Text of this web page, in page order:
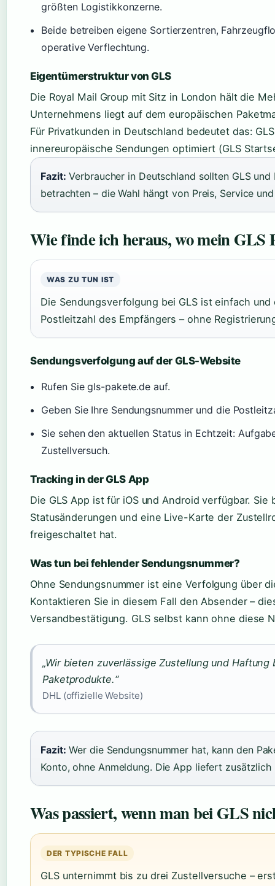
größten Logistikkonzerne.
Beide betreiben eigene Sortierzentren,
operative Verflechtung.
Eigentümerstruktur von GLS
Die Royal Mail Group mit Sitz in London hält die
Unternehmens liegt auf dem europäischen
Für Privatkunden in Deutschland bedeutet das:
innereuropäische Sendungen optimiert (GLS
Fazit: Verbraucher in Deutschland sollten GLS
betrachten – die Wahl hängt von Preis, Service
Wie finde ich heraus, wo mein GLS
WAS ZU TUN IST
Die Sendungsverfolgung bei GLS ist einfach
Postleitzahl des Empfängers – ohne
Sendungsverfolgung auf der GLS-Website
Rufen Sie gls-pakete.de auf.
Geben Sie Ihre Sendungsnummer und die
Sie sehen den aktuellen Status in Echtzeit:
Zustellversuch.
Tracking in der GLS App
Die GLS App ist für iOS und Android verfügbar.
Statusänderungen und eine Live-Karte der
freigeschaltet hat.
Was tun bei fehlender Sendungsnummer?
Ohne Sendungsnummer ist eine Verfolgung über
Kontaktieren Sie in diesem Fall den Absender –
Versandbestätigung. GLS selbst kann ohne diese
„Wir bieten zuverlässige Zustellung und
Paketprodukte.“
DHL (offizielle Website)
Fazit: Wer die Sendungsnummer hat, kann den
Konto, ohne Anmeldung. Die App liefert
Was passiert, wenn man bei GLS
DER TYPISCHE FALL
GLS unternimmt bis zu drei Zustellversuche –